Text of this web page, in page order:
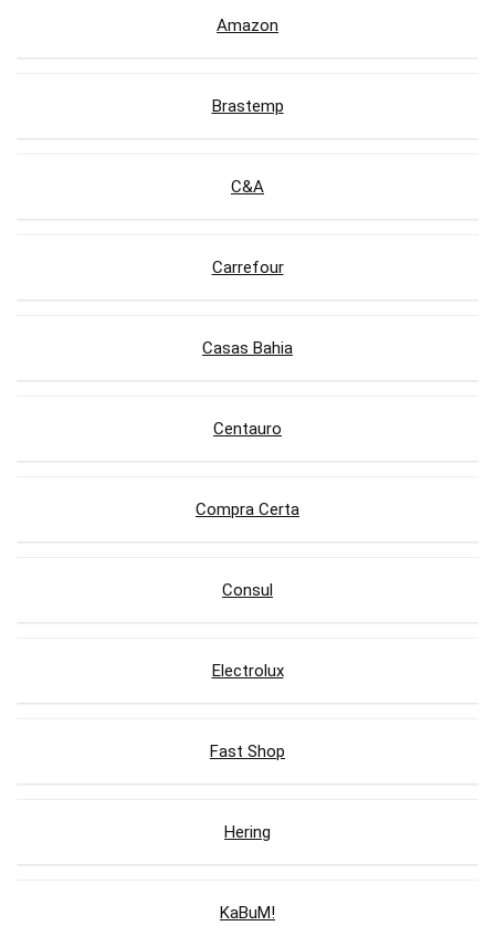
Amazon
Brastemp
C&A
Carrefour
Casas Bahia
Centauro
Compra Certa
Consul
Electrolux
Fast Shop
Hering
KaBuM!